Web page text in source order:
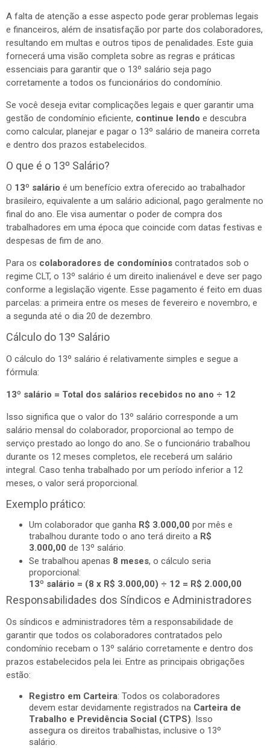
A falta de atenção a esse aspecto pode gerar problemas legais
e financeiros, além de insatisfação por parte dos colaboradores,
resultando em multas e outros tipos de penalidades. Este guia
fornecerá uma visão completa sobre as regras e práticas
essenciais para garantir que o 13º salário seja pago
corretamente a todos os funcionários do condomínio.
Se você deseja evitar complicações legais e quer garantir uma
gestão de condomínio eficiente, continue lendo e descubra
como calcular, planejar e pagar o 13º salário de maneira correta
e dentro dos prazos estabelecidos.
O que é o 13º Salário?
O 13º salário é um benefício extra oferecido ao trabalhador
brasileiro, equivalente a um salário adicional, pago geralmente no
final do ano. Ele visa aumentar o poder de compra dos
trabalhadores em uma época que coincide com datas festivas e
despesas de fim de ano.
Para os colaboradores de condomínios contratados sob o
regime CLT, o 13º salário é um direito inalienável e deve ser pago
conforme a legislação vigente. Esse pagamento é feito em duas
parcelas: a primeira entre os meses de fevereiro e novembro, e
a segunda até o dia 20 de dezembro.
Cálculo do 13º Salário
O cálculo do 13º salário é relativamente simples e segue a
fórmula:
13º salário = Total dos salários recebidos no ano ÷ 12
Isso significa que o valor do 13º salário corresponde a um
salário mensal do colaborador, proporcional ao tempo de
serviço prestado ao longo do ano. Se o funcionário trabalhou
durante os 12 meses completos, ele receberá um salário
integral. Caso tenha trabalhado por um período inferior a 12
meses, o valor será proporcional.
Exemplo prático:
Um colaborador que ganha R$ 3.000,00 por mês e
trabalhou durante todo o ano terá direito a R$
3.000,00 de 13º salário.
Se trabalhou apenas 8 meses, o cálculo seria
proporcional:
13º salário = (8 x R$ 3.000,00) ÷ 12 = R$ 2.000,00
Responsabilidades dos Síndicos e Administradores
Os síndicos e administradores têm a responsabilidade de
garantir que todos os colaboradores contratados pelo
condomínio recebam o 13º salário corretamente e dentro dos
prazos estabelecidos pela lei. Entre as principais obrigações
estão:
Registro em Carteira: Todos os colaboradores
devem estar devidamente registrados na Carteira de
Trabalho e Previdência Social (CTPS). Isso
assegura os direitos trabalhistas, inclusive o 13º
salário.